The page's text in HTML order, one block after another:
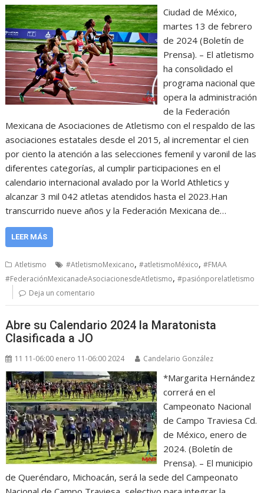
Ciudad de México,
martes 13 de febrero
de 2024 (Boletín de
Prensa). – El atletismo
ha consolidado el
programa nacional que
opera la administración
de la Federación
Mexicana de Asociaciones de Atletismo con el respaldo de las
asociaciones estatales desde el 2015, al incrementar el cien
por ciento la atención a las selecciones femenil y varonil de las
diferentes categorías, al cumplir participaciones en el
calendario internacional avalado por la World Athletics y
alcanzar 3 mil 042 atletas atendidos hasta el 2023.Han
transcurrido nueve años y la Federación Mexicana de…
LEER MÁS
Atletismo #AtletismoMexicano,#atletismoMéxico,#FMAA
#FederaciónMexicanadeAsociacionesdeAtletismo,#pasiónporelatletismo
Deja un comentario
Abre su Calendario 2024 la Maratonista
Clasificada a JO
11 11-06:00 enero 11-06:00 2024 Candelario González
*Margarita Hernández
correrá en el
Campeonato Nacional
de Campo Traviesa Cd.
de México, enero de
2024. (Boletín de
Prensa). – El municipio
de Queréndaro, Michoacán, será la sede del Campeonato